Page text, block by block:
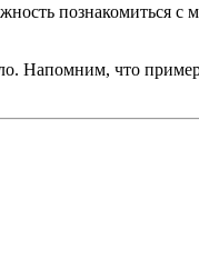
познакомиться
Напомним, что